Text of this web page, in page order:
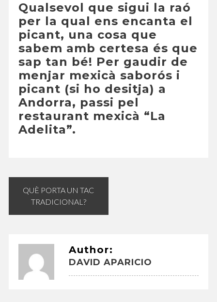
Qualsevol que sigui la raó
per la qual ens encanta el
picant, una cosa que
sabem amb certesa és que
sap tan bé! Per gaudir de
menjar mexicà saborós i
picant (si ho desitja) a
Andorra, passi pel
restaurant mexicà “La
Adelita”.
Navegació
d'entrades
QUÈ PORTA UN TAC
TRADICIONAL?
Author:
DAVID APARICIO